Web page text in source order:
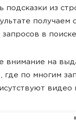
подсказки из
получаем
запросов в
внимание на
где по многим
видео